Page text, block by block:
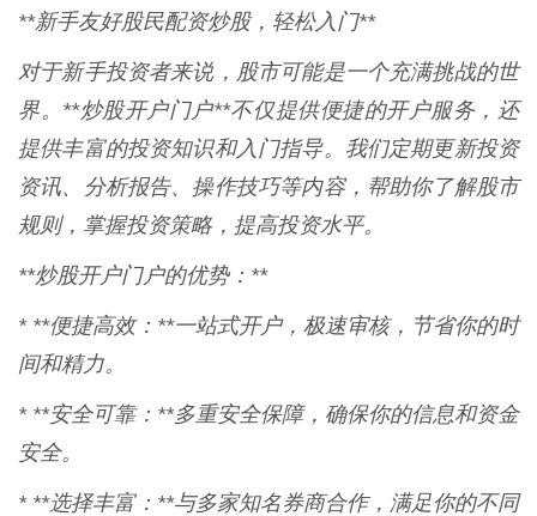
**新手友好股民配资炒股，轻松入门**
对于新手投资者来说，股市可能是一个充满挑战的世
界。**炒股开户门户**不仅提供便捷的开户服务，还
提供丰富的投资知识和入门指导。我们定期更新投资
资讯、分析报告、操作技巧等内容，帮助你了解股市
规则，掌握投资策略，提高投资水平。
**炒股开户门户的优势：**
* **便捷高效：**一站式开户，极速审核，节省你的时
间和精力。
* **安全可靠：**多重安全保障，确保你的信息和资金
安全。
* **选择丰富：**与多家知名券商合作，满足你的不同